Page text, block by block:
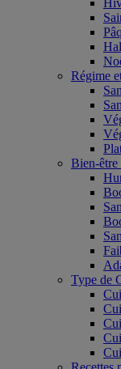
Régime
Bien-
Type de